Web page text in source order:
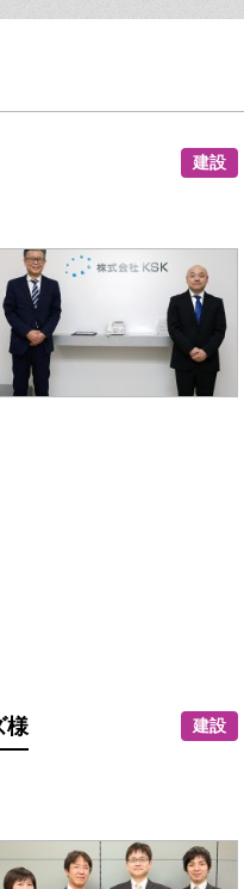
建設
様 建設